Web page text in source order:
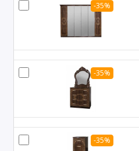
-35%
-35%
-35%